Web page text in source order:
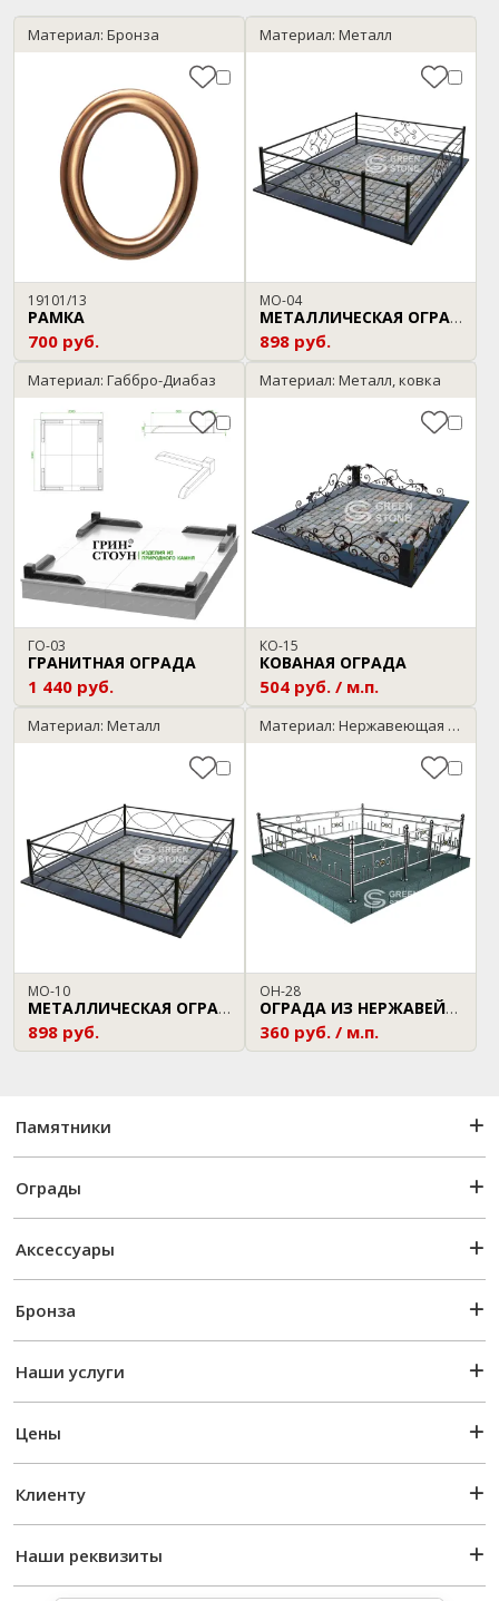
Материал: Бронза
19101/13
РАМКА
700 руб.
Материал: Металл
МО-04
МЕТАЛЛИЧЕСКАЯ ОГРАДА
898 руб.
Материал: Габбро-Диабаз
ГО-03
ГРАНИТНАЯ ОГРАДА
1 440 руб.
Материал: Металл, ковка
КО-15
КОВАНАЯ ОГРАДА
504 руб. / м.п.
Материал: Металл
МО-10
МЕТАЛЛИЧЕСКАЯ ОГРАДА
898 руб.
Материал: Нержавеющая сталь
ОН-28
ОГРАДА ИЗ НЕРЖАВЕЙКИ
360 руб. / м.п.
Памятники
Ограды
Аксессуары
Бронза
Наши услуги
Цены
Клиенту
Наши реквизиты